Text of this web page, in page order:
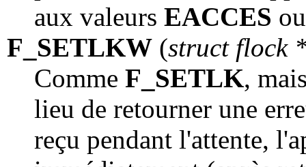
aux valeurs EACCES
F_SETLKW (struct flock
Comme F_SETLK,
lieu de retourner une
reçu pendant l'attente,